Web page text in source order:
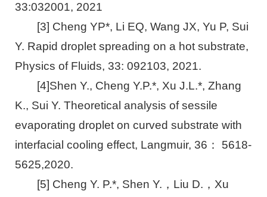
33:032001, 2021
[3] Cheng YP*, Li EQ, Wang JX, Yu P, Sui
Y. Rapid droplet spreading on a hot substrate,
Physics of Fluids, 33: 092103, 2021.
[4]Shen Y., Cheng Y.P.*, Xu J.L.*, Zhang
K., Sui Y. Theoretical analysis of sessile
evaporating droplet on curved substrate with
interfacial cooling effect, Langmuir, 36： 5618-
5625,2020.
[5] Cheng Y. P.*, Shen Y.，Liu D.，Xu